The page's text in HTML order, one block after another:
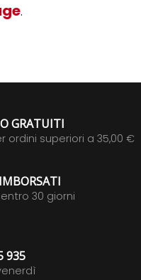
.
GRATUITI
ordini superiori a 35,00 €
30 giorni
935